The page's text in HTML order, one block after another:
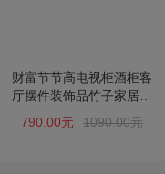
财富节节高电视柜酒柜客
厅摆件装饰品竹子家居饰
品工艺品招财摆设
790.00元 1090.00元